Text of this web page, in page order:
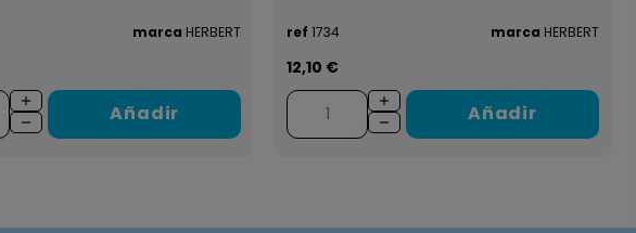
marca HERBERT
Añadir
ref 1734 marca HERBERT
12,10 €
Añadir